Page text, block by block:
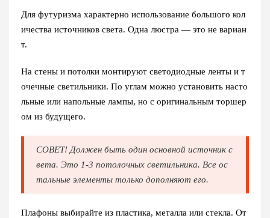
Для футуризма характерно использование большого кол
ичества источников света. Одна люстра — это не вариан
т.
На стены и потолки монтируют светодиодные ленты и т
очечные светильники. По углам можно установить насто
льные или напольные лампы, но с оригинальным торшер
ом из будущего.
СОВЕТ! Должен быть один основной источник с
вета. Это 1-3 потолочных светильника. Все ос
тальные элементы только дополняют его.
Плафоны выбирайте из пластика, металла или стекла. От